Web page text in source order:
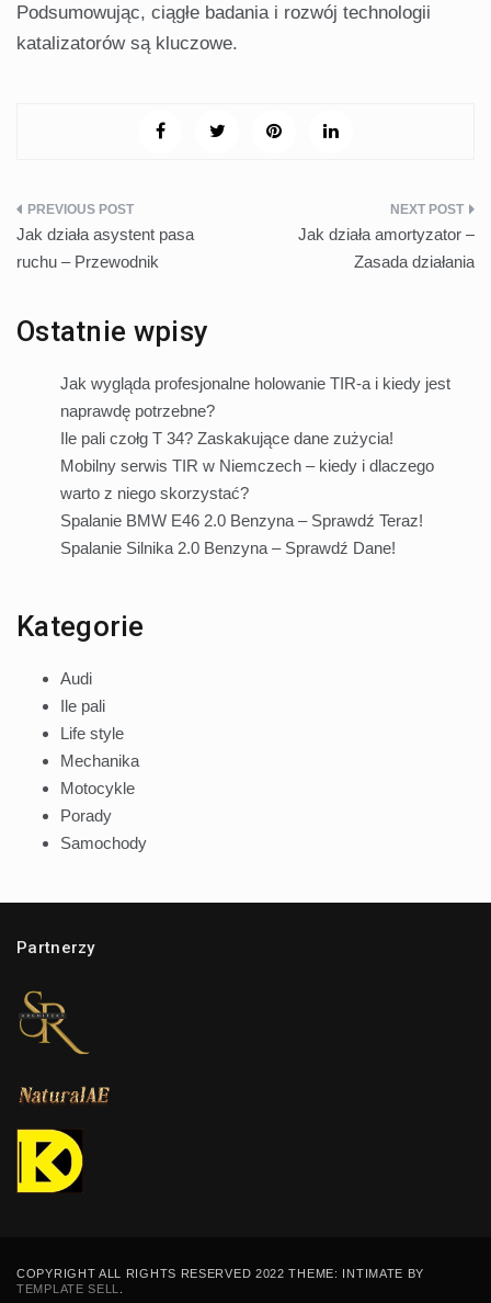
Podsumowując, ciągłe badania i rozwój technologii
katalizatorów są kluczowe.
Nawigacja
wpisu
Jak działa asystent pasa
ruchu – Przewodnik
Jak działa amortyzator –
Zasada działania
Ostatnie wpisy
Jak wygląda profesjonalne holowanie TIR-a i kiedy jest
naprawdę potrzebne?
Ile pali czołg T 34? Zaskakujące dane zużycia!
Mobilny serwis TIR w Niemczech – kiedy i dlaczego
warto z niego skorzystać?
Spalanie BMW E46 2.0 Benzyna – Sprawdź Teraz!
Spalanie Silnika 2.0 Benzyna – Sprawdź Dane!
Kategorie
Audi
Ile pali
Life style
Mechanika
Motocykle
Porady
Samochody
Partnerzy
COPYRIGHT ALL RIGHTS RESERVED 2022 THEME: INTIMATE BY
TEMPLATE SELL